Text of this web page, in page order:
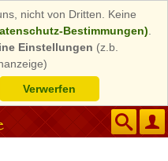
nicht von Dritten. Keine
Bestimmungen)
Einstellungen (z.b.
Verwerfen